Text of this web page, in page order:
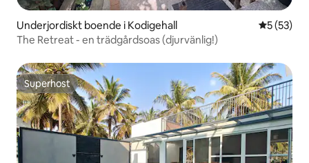
Underjordiskt boende i Kodigehall 5 av 5 i
5 (53)
The Retreat - en trädgårdsoas (djurvänlig!)
Superhost
Superhost